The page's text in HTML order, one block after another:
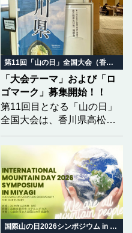
第11回「山の日」全国大会（香川県）
「大会テーマ」および「ロ
ゴマーク」募集開始！！
第11回目となる「山の日」
全国大会は、香川県高松市
会を全国に広くPRするた
め、香川大会の開催趣旨を
踏まえた「大会テーマ」と
「ロゴマーク」の募集を開
始しました。どなたでも応
募可能（団体は除く）で
す。学生の方々も、奮って
国際山の日2026シンポジウム in みやぎ